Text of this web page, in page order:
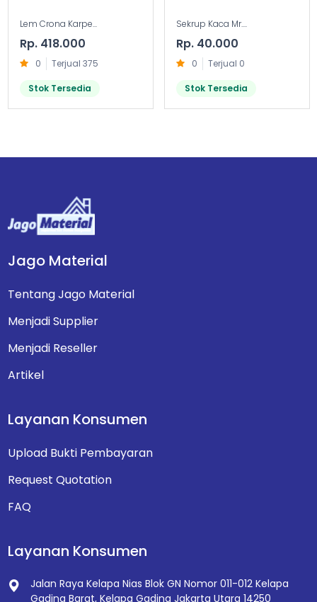
Lem Crona Karpe...
Rp. 418.000
0 Terjual 375
Stok Tersedia
Sekrup Kaca Mr....
Rp. 40.000
0 Terjual 0
Stok Tersedia
Jago Material
Tentang Jago Material
Menjadi Supplier
Menjadi Reseller
Artikel
Layanan Konsumen
Upload Bukti Pembayaran
Request Quotation
FAQ
Layanan Konsumen
Jalan Raya Kelapa Nias Blok GN Nomor 011-012Kelapa
Gading Barat, Kelapa Gading Jakarta Utara 14250